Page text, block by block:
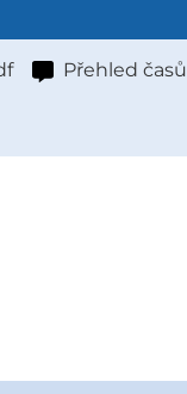
Přehled časů